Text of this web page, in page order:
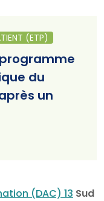
(ETP)
programme
du
un
(DAC) 13 Sud